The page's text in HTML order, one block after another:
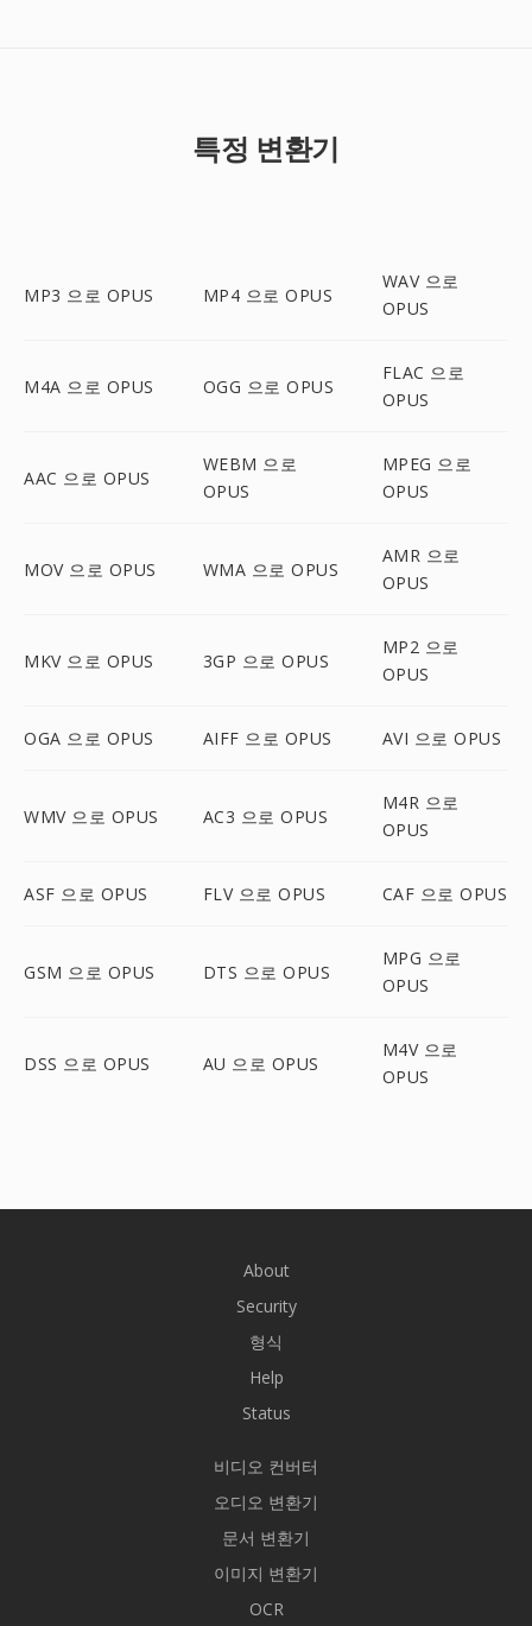
특정 변환기
MP3 으로 OPUS MP4 으로 OPUS
WAV 으로
OPUS
M4A 으로 OPUS OGG 으로 OPUS
FLAC 으로
OPUS
AAC 으로 OPUS
WEBM 으로
OPUS
MPEG 으로
OPUS
MOV 으로 OPUS WMA 으로 OPUS
AMR 으로
OPUS
MKV 으로 OPUS 3GP 으로 OPUS
MP2 으로
OPUS
OGA 으로 OPUS AIFF 으로 OPUS AVI 으로 OPUS
WMV 으로 OPUS AC3 으로 OPUS
M4R 으로
OPUS
ASF 으로 OPUS FLV 으로 OPUS CAF 으로 OPUS
GSM 으로 OPUS DTS 으로 OPUS
MPG 으로
OPUS
DSS 으로 OPUS AU 으로 OPUS
M4V 으로
OPUS
About
Security
형식
Help
Status
비디오 컨버터
오디오 변환기
문서 변환기
이미지 변환기
OCR